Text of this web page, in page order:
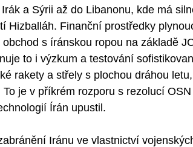
a Sýrii až do Libanonu, kde má
Hizballáh. Finanční prostředky
s íránskou ropou na základě
to i výzkum a testování
rakety a střely s plochou dráhou
je v příkrém rozporu s rezolucí
Írán upustil.
Iránu ve vlastnictví